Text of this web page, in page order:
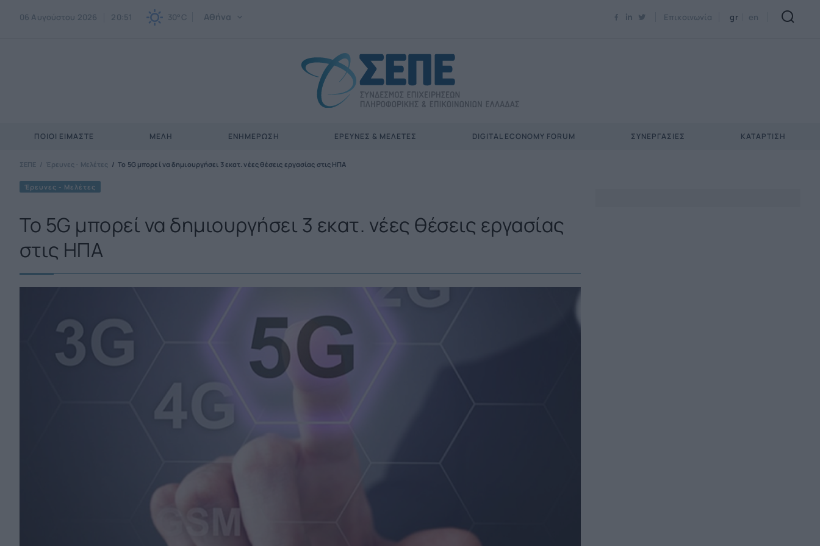
06 Αυγούστου 2026 20:51 30°C Αθήνα Επικοινωνία gr en
ΠΟΙΟΙ ΕΊΜΑΣΤΕ ΜΈΛΗ ΕΝΗΜΕΡΩΣΗ ΈΡΕΥΝΕΣ & ΜΕΛΈΤΕΣ DIGITAL ECONOMY FORUM ΣΥΝΕΡΓΑΣΊΕΣ ΚΑΤΆΡΤΙΣΗ
ΣΕΠΕ Έρευνες - Μελέτες Το 5G μπορεί να δημιουργήσει 3 εκατ. νέες θέσεις εργασίας στις ΗΠΑ
Έρευνες - Μελέτες
Το 5G μπορεί να δημιουργήσει 3 εκατ. νέες θέσεις εργασίας
στις ΗΠΑ
Newsletter Email*